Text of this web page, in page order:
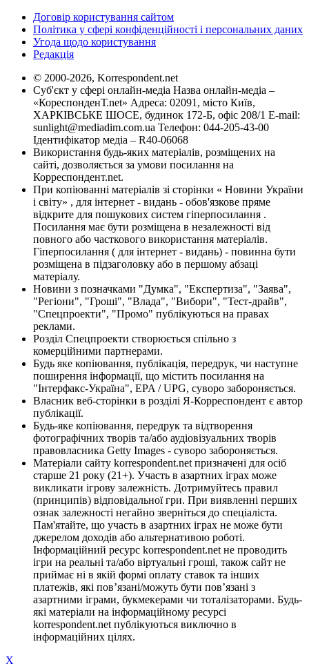
Договір користування сайтом
Політика у сфері конфіденційності і персональних даних
Угода щодо користування
Редакція
© 2000-2026, Korrespondent.net
Суб'єкт у сфері онлайн-медіа Назва онлайн-медіа –
«КореспонденТ.net» Адреса: 02091, місто Київ,
ХАРКІВСЬКЕ ШОСЕ, будинок 172-Б, офіс 208/1 E-mail:
sunlight@mediadim.com.ua Телефон: 044-205-43-00
Ідентифікатор медіа – R40-06068
Використання будь-яких матеріалів, розміщених на
сайті, дозволяється за умови посилання на
Корреспондент.net.
При копіюванні матеріалів зі сторінки « Новини України
і світу» , для інтернет - видань - обов'язкове пряме
відкрите для пошукових систем гіперпосилання .
Посилання має бути розміщена в незалежності від
повного або часткового використання матеріалів.
Гіперпосилання ( для інтернет - видань) - повинна бути
розміщена в підзаголовку або в першому абзаці
матеріалу.
Новини з позначками "Думка", "Експертиза", "Заява",
"Регіони", "Гроші", "Влада", "Вибори", "Тест-драйв",
"Спецпроекти", "Промо" публікуються на правах
реклами.
Розділ Спецпроекти створюється спільно з
комерційними партнерами.
Будь яке копіювання, публікація, передрук, чи наступне
поширення інформації, що містить посилання на
"Інтерфакс-Україна", EPA / UPG, суворо забороняється.
Власник веб-сторінки в розділі Я-Корреспондент є автор
публікації.
Будь-яке копіювання, передрук та відтворення
фотографічних творів та/або аудіовізуальних творів
правовласника Getty Images - суворо забороняється.
Матеріали сайту korrespondent.net призначені для осіб
старше 21 року (21+). Участь в азартних іграх може
викликати ігрову залежність. Дотримуйтесь правил
(принципів) відповідальної гри. При виявленні перших
ознак залежності негайно зверніться до спеціаліста.
Пам'ятайте, що участь в азартних іграх не може бути
джерелом доходів або альтернативою роботі.
Інформаційний ресурс korrespondent.net не проводить
ігри на реальні та/або віртуальні гроші, також сайт не
приймає ні в якій формі оплату ставок та інших
платежів, які пов’язані/можуть бути пов’язані з
азартними іграми, букмекерами чи тоталізаторами. Будь-
які матеріали на інформаційному ресурсі
korrespondent.net публікуються виключно в
інформаційних цілях.
X